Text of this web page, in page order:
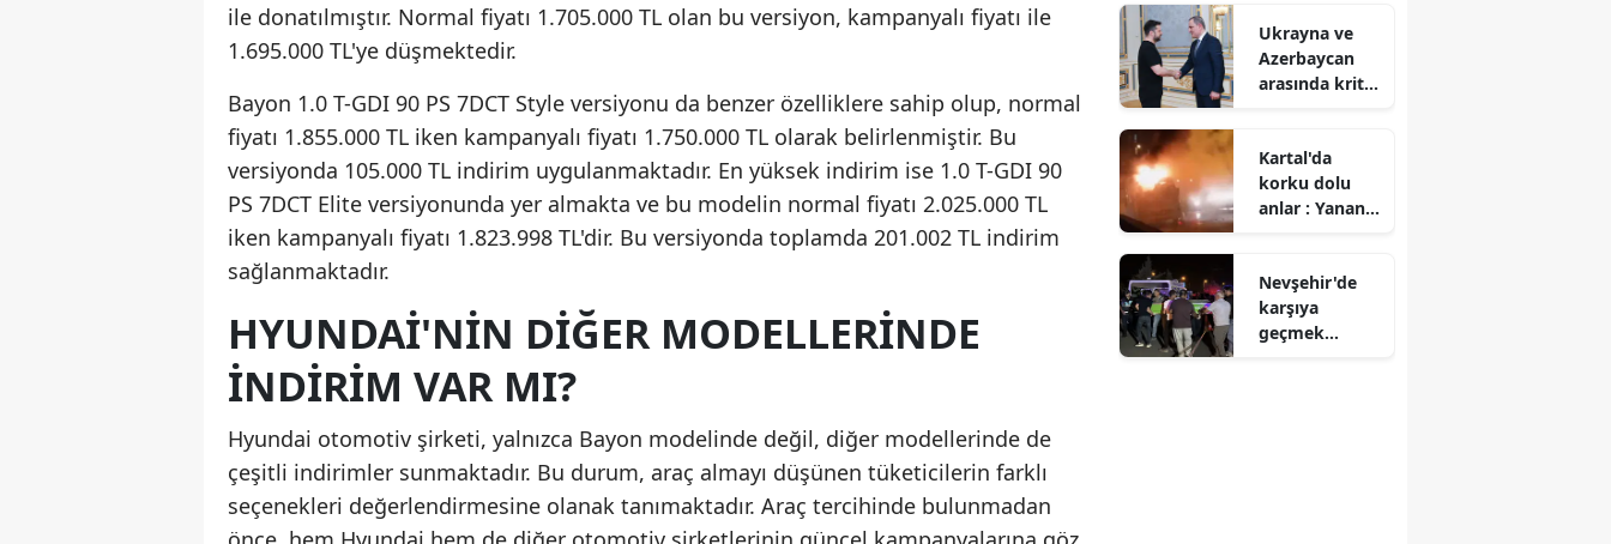
Kayseri
Kırşehir
Kocaeli
Konya
Muğla
ile donatılmıştır. Normal fiyatı 1.705.000 TL olan bu versiyon, kampanyalı fiyatı ile
1.695.000 TL'ye düşmektedir.
Bayon 1.0 T-GDI 90 PS 7DCT Style versiyonu da benzer özelliklere sahip olup, normal
fiyatı 1.855.000 TL iken kampanyalı fiyatı 1.750.000 TL olarak belirlenmiştir. Bu
versiyonda 105.000 TL indirim uygulanmaktadır. En yüksek indirim ise 1.0 T-GDI 90
PS 7DCT Elite versiyonunda yer almakta ve bu modelin normal fiyatı 2.025.000 TL
iken kampanyalı fiyatı 1.823.998 TL'dir. Bu versiyonda toplamda 201.002 TL indirim
sağlanmaktadır.
HYUNDAI'NIN DIĞER MODELLERINDE
İNDIRIM VAR MI?
Hyundai otomotiv şirketi, yalnızca Bayon modelinde değil, diğer modellerinde de
çeşitli indirimler sunmaktadır. Bu durum, araç almayı düşünen tüketicilerin farklı
seçenekleri değerlendirmesine olanak tanımaktadır. Araç tercihinde bulunmadan
Ukrayna ve
Azerbaycan
arasında kritik
Kartal'da
korku dolu
anlar : Yanan
meydana geldi
Nevşehir'de
karşıya
geçmek